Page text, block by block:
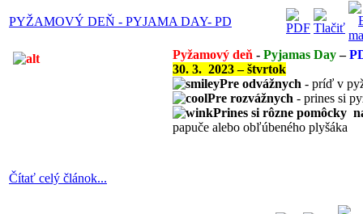
PYŽAMOVÝ DEŇ - PYJAMA DAY- PD
Pyžamový deň - Pyjamas Day–
30. 3. 2023 – štvrtok
Pre odvážnych - príď v
Pre rozvážnych - prines si
Prines si rôzne pomôcky
papuče alebo obľúbeného plyšáka
Čítať celý článok...